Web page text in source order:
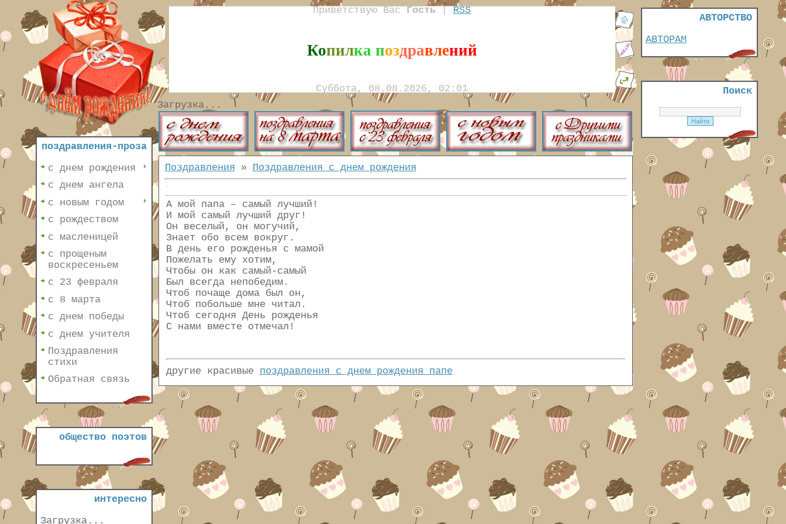
поздравления-проза
с днем рождения
с днем ангела
с новым годом
с рождеством
с масленицей
с прощеным
воскресеньем
с 23 февраля
с 8 марта
с днем победы
с днем учителя
Поздравления
стихи
Обратная связь
общество поэтов
интересно
Загрузка...
Приветствую Вас Гость|RSS
Копилка поздравлений
Суббота, 08.08.2026, 02:01
Загрузка...
Поздравления » Поздравления с днем рождения
А мой папа – самый лучший!
И мой самый лучший друг!
Он веселый, он могучий,
Знает обо всем вокруг.
В день его рожденья с мамой
Пожелать ему хотим,
Чтобы он как самый-самый
Был всегда непобедим.
Чтоб почаще дома был он,
Чтоб побольше мне читал.
Чтоб сегодня День рожденья
С нами вместе отмечал!
другие красивые поздравления с днем рождения папе
АВТОРСТВО
АВТОРАМ
Поиск